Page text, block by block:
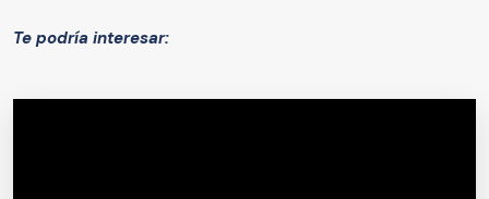
Te podría interesar: